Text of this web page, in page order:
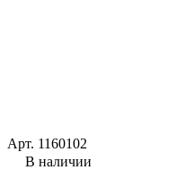
Арт. 1160102
В наличии